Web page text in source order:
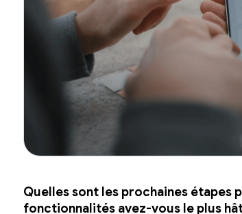
Quelles sont les prochaines étapes
fonctionnalités avez-vous le plus